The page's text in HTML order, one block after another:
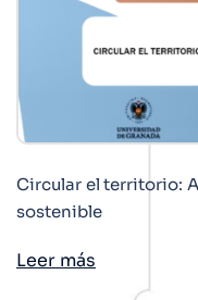
Circular el territorio:
sostenible
Leer más